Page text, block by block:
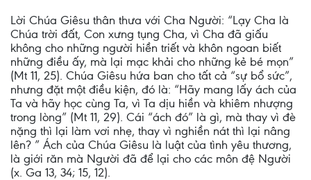
Lời Chúa Giêsu thân thưa với Cha Người: “Lạy Cha là
Chúa trời đất, Con xưng tụng Cha, vì Cha đã giấu
không cho những người hiền triết và khôn ngoan biết
những điều ấy, mà lại mạc khải cho những kẻ bé mọn”
(Mt 11, 25). Chúa Giêsu hứa ban cho tất cả “sự bổ sức”,
nhưng đặt một điều kiện, đó là: “Hãy mang lấy ách của
Ta và hãy học cùng Ta, vì Ta dịu hiền và khiêm nhượng
trong lòng” (Mt 11, 29). Cái “ách đó” là gì, mà thay vì đè
nặng thì lại làm vơi nhẹ, thay vì nghiền nát thì lại nâng
lên? ” Ách của Chúa Giêsu là luật của tình yêu thương,
là giới răn mà Người đã để lại cho các môn đệ Người
(x. Ga 13, 34; 15, 12).